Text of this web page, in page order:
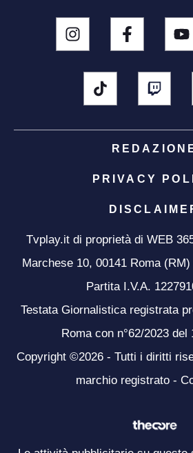
PRIVACY
Tvplay.it di proprietà di WEB
Marchese 10, 00141 Roma
Partita I.V.A.
Testata Giornalistica registrata
Roma con n°62/2023 del
Copyright ©2026 - Tutti i diritti
marchio registrato -